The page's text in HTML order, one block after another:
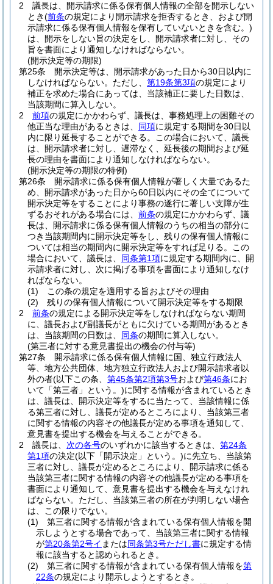
2
議長は、開示請求に係る保有個人情報の全部を開示しない
とき(前条の規定により開示請求を拒否するとき、および開
示請求に係る保有個人情報を保有していないときを含む。)
は、開示をしない旨の決定をし、開示請求者に対し、その
旨を書面により通知しなければならない。
(開示決定等の期限)
第25条
開示決定等は、開示請求があった日から30日以内に
しなければならない。 ただし、 第19条第3項の規定により
補正を求めた場合にあっては、当該補正に要した日数は、
当該期間に算入しない。
2
前項の規定にかかわらず、議長は、事務処理上の困難その
他正当な理由があるときは、 同項に規定する期間を30日以
内に限り延長することができる。
この場合において、議長
は、開示請求者に対し、遅滞なく、延長後の期間および延
長の理由を書面により通知しなければならない。
(開示決定等の期限の特例)
第26条
開示請求に係る保有個人情報が著しく大量であるた
め、開示請求があった日から60日以内にその全てについて
開示決定等をすることにより事務の遂行に著しい支障が生
ずるおそれがある場合には、 前条の規定にかかわらず、議
長は、開示請求に係る保有個人情報のうちの相当の部分に
つき当該期間内に開示決定等をし、残りの保有個人情報に
ついては相当の期間内に開示決定等をすれば足りる。
この
場合において、議長は、 同条第1項に規定する期間内に、開
示請求者に対し、次に掲げる事項を書面により通知しなけ
ればならない。
(1)
この条の規定を適用する旨およびその理由
(2)
残りの保有個人情報について開示決定等をする期限
2
前条の規定による開示決定等をしなければならない期間
に、議長および副議長がともに欠けている期間があるとき
は、当該期間の日数は、 同条の期間に算入しない。
(第三者に対する意見書提出の機会の付与等)
第27条
開示請求に係る保有個人情報に国、独立行政法人
等、地方公共団体、地方独立行政法人および開示請求者以
外の者(以下この条、 第45条第2項第3号および第46条にお
いて「第三者」という。)に関する情報が含まれているとき
は、議長は、開示決定等をするに当たって、当該情報に係
る第三者に対し、議長が定めるところにより、当該第三者
に関する情報の内容その他議長が定める事項を通知して、
意見書を提出する機会を与えることができる。
2
議長は、 次の各号のいずれかに該当するときは、 第24条
第1項の決定(以下「開示決定」という。)に先立ち、当該第
三者に対し、議長が定めるところにより、開示請求に係る
当該第三者に関する情報の内容その他議長が定める事項を
書面により通知して、意見書を提出する機会を与えなけれ
ばならない。 ただし、当該第三者の所在が判明しない場合
は、この限りでない。
(1)
第三者に関する情報が含まれている保有個人情報を開
示しようとする場合であって、当該第三者に関する情報
が第20条第2号イ または同条第3号ただし書に規定する情
報に該当すると認められるとき。
(2)
第三者に関する情報が含まれている保有個人情報を第
22条の規定により開示しようとするとき。